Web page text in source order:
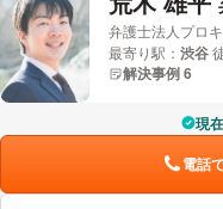
弁護士法人プロ
最寄り駅： 渋谷
解決事例 6
現
電話